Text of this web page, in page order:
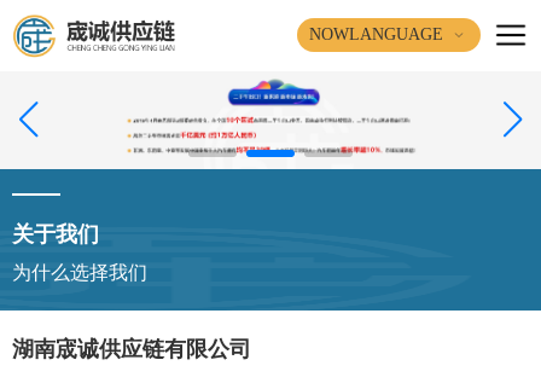
NOWLANGUAGE
关于我们
为什么选择我们
湖南宬诚供应链有限公司